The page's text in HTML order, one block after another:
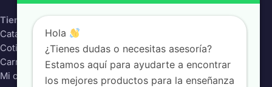
Tienda
Catálogo completo
Cotizador
Carrito
Mi cuenta
Hola
¿Tienes dudas o necesitas asesoría?
Estamos aquí para ayudarte a encontrar
los mejores productos para la enseñanza